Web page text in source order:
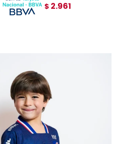
$ 2.961